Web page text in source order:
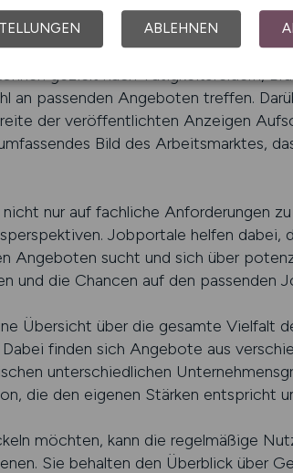
Funktionen.
Jobportals spart nicht nur Zeit,
gezielt nach Tätigkeitsfeldern,
an passenden Angeboten treffen.
der veröffentlichten Anzeigen
Bild des Arbeitsmarktes,
nur auf fachliche Anforderungen
Jobportale helfen
Angeboten sucht und sich über
und die Chancen auf den passenden
Übersicht über die gesamte Vielfalt
finden sich Angebote aus
unterschiedlichen
die den eigenen Stärken entspricht
möchten, kann die regelmäßige
Sie behalten den Überblick über
ABLEHNEN